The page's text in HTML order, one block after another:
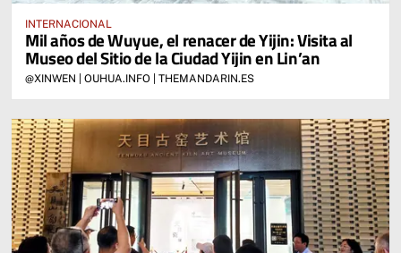
INTERNACIONAL
Mil años de Wuyue, el renacer de Yijin: Visita al
Museo del Sitio de la Ciudad Yijin en Lin’an
@XINWEN | OUHUA.INFO | THEMANDARIN.ES